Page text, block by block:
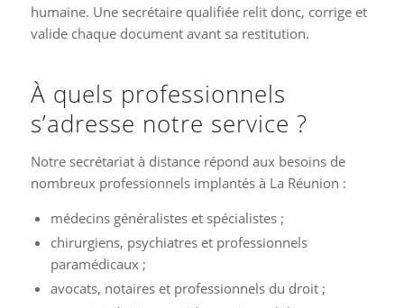
humaine. Une secrétaire qualifiée relit donc, corrige et
valide chaque document avant sa restitution.
À quels professionnels
s’adresse notre service ?
Notre secrétariat à distance répond aux besoins de
nombreux professionnels implantés à La Réunion :
médecins généralistes et spécialistes ;
chirurgiens, psychiatres et professionnels
paramédicaux ;
avocats, notaires et professionnels du droit ;